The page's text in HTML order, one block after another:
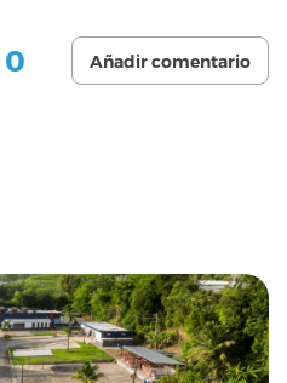
0 Añadir comentario